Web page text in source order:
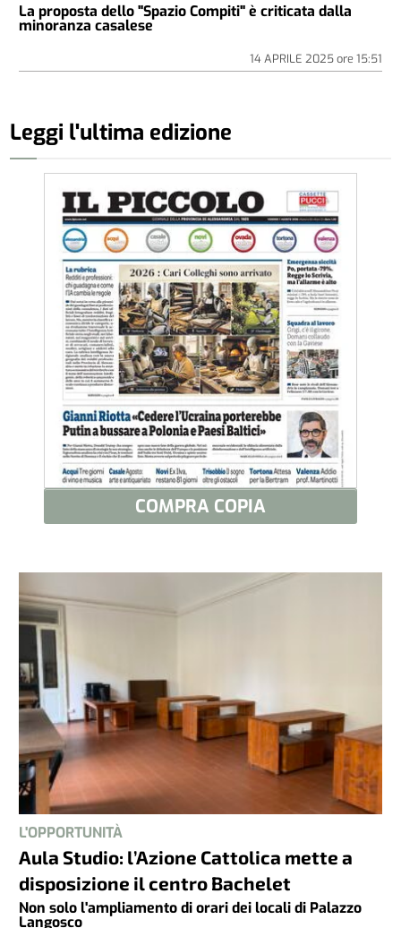
La proposta dello "Spazio Compiti" è criticata dalla
minoranza casalese
14 APRILE 2025ore 15:51
Leggi l'ultima edizione
COMPRA COPIA
L'OPPORTUNITÀ
Aula Studio: l’Azione Cattolica mette a
disposizione il centro Bachelet
Non solo l'ampliamento di orari dei locali di Palazzo
Langosco